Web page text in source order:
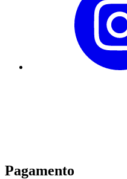
Pagamento